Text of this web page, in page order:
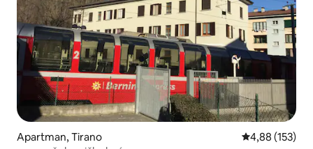
Apartman, Tirano Prosečna
4,88 (153)